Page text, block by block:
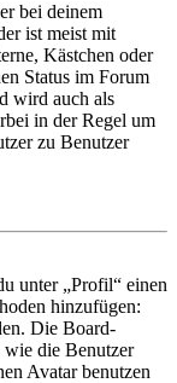
bei deinem
ist meist mit
Kästchen oder
Status im Forum
wird auch als
in der Regel um
zu Benutzer
unter „Profil“ einen
hinzufügen:
Die Board-
die Benutzer
Avatar benutzen